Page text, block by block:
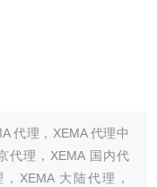
代理，XEMA 代理中
代理，XEMA 国内代
XEMA 大陆代理，